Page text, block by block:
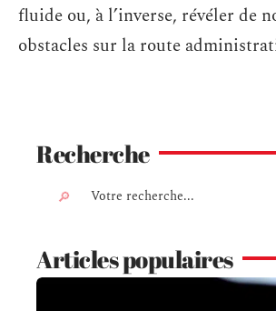
fluide ou, à l’inverse, révéler de
obstacles sur la route
Recherche
Articles populaires